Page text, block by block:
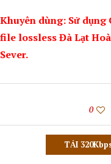
Khuyên dùng: Sử
file lossless Đà Lạt
Sever.
0
TẢI